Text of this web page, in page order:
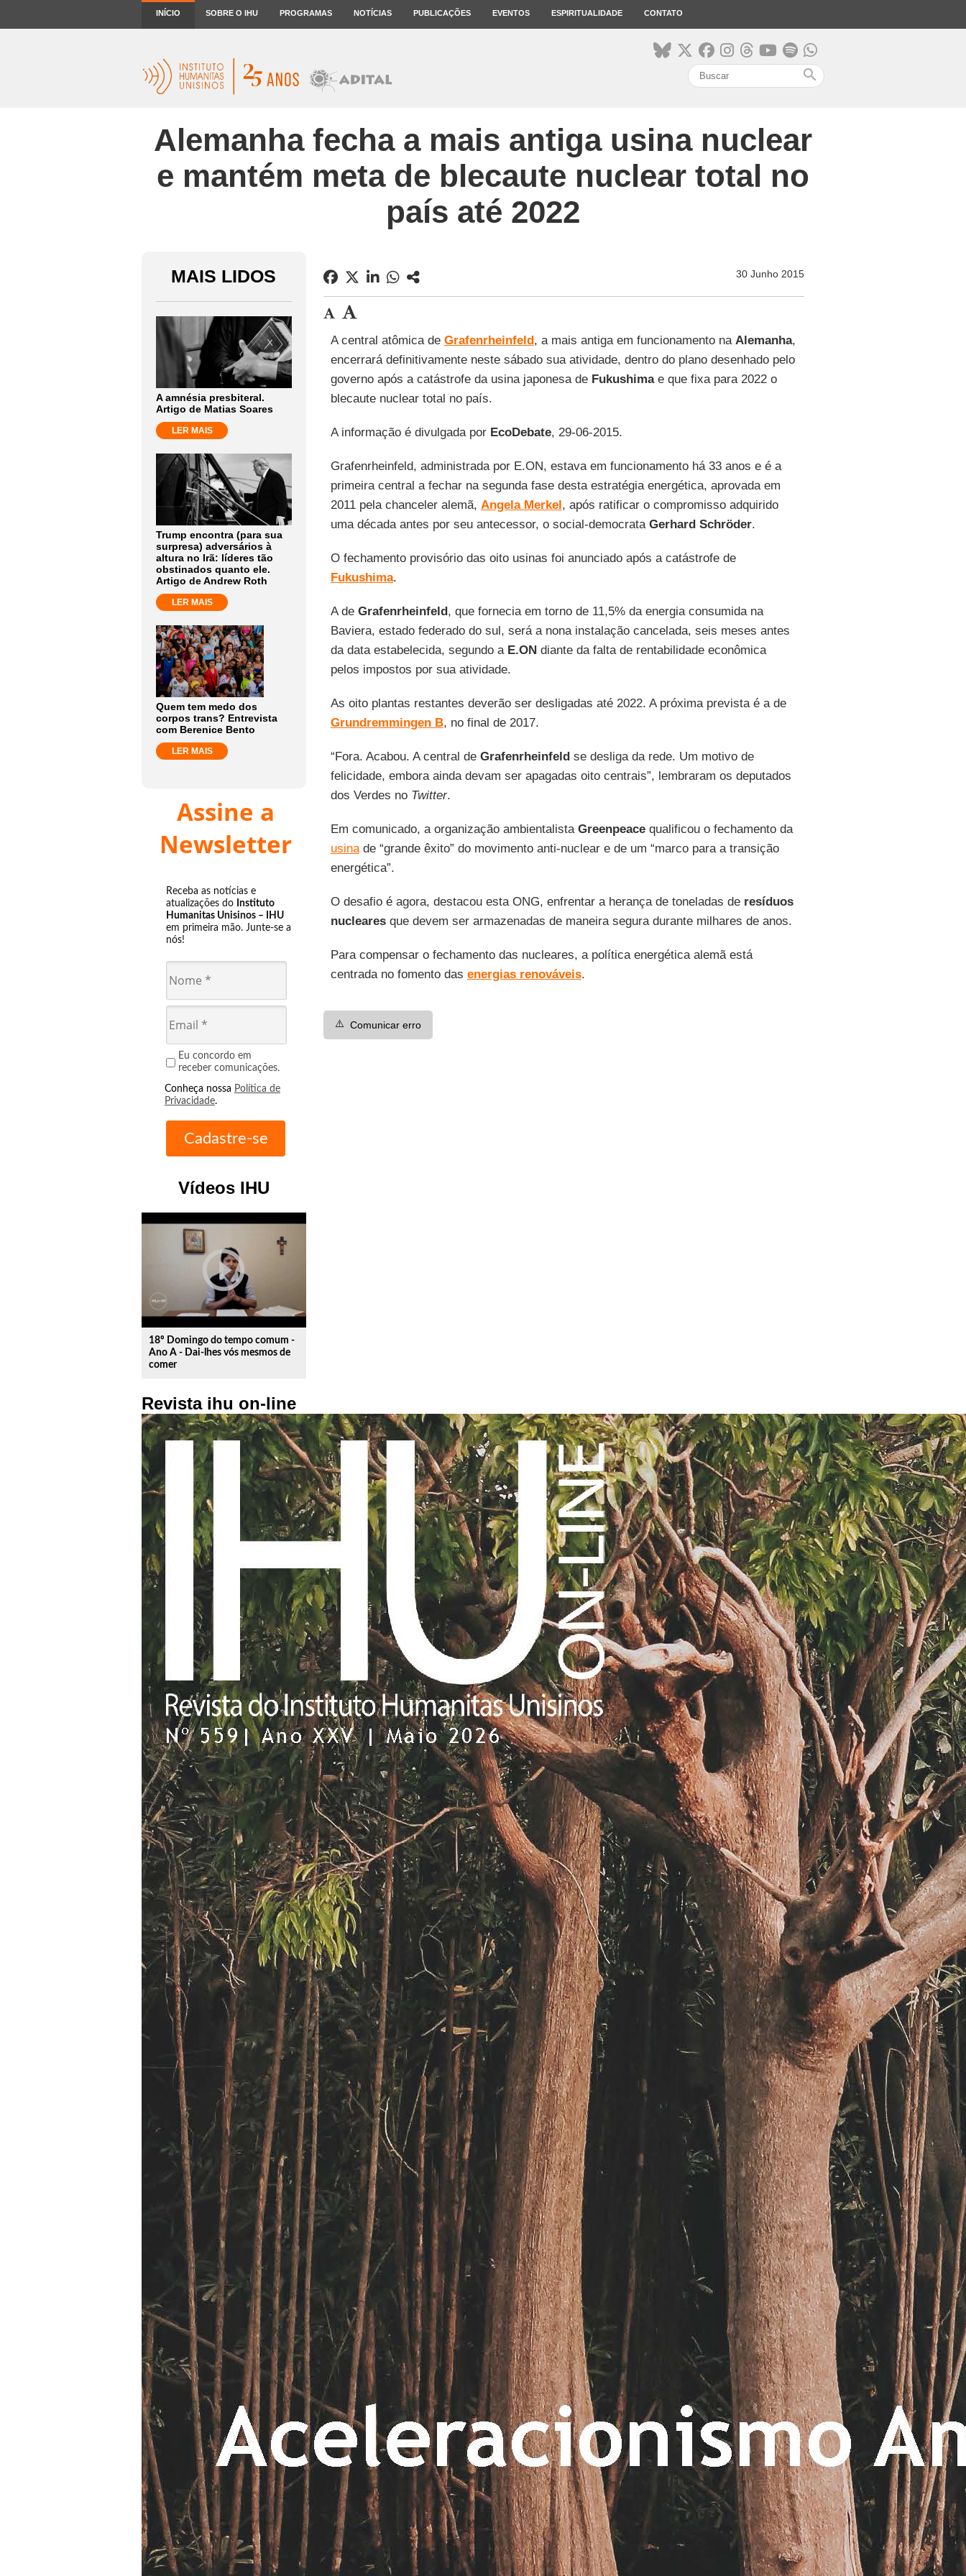
INÍCIO SOBRE O IHU PROGRAMAS NOTÍCIAS PUBLICAÇÕES EVENTOS ESPIRITUALIDADE CONTATO
search
Alemanha fecha a mais antiga usina nuclear
e mantém meta de blecaute nuclear total no
país até 2022
MAIS LIDOS
A amnésia presbiteral.
Artigo de Matias Soares
LER MAIS
Trump encontra (para sua
surpresa) adversários à
altura no Irã: líderes tão
obstinados quanto ele.
Artigo de Andrew Roth
LER MAIS
Quem tem medo dos
corpos trans? Entrevista
com Berenice Bento
LER MAIS
Assine a
Newsletter
Receba as notícias e
atualizações do Instituto
Humanitas Unisinos – IHU
em primeira mão. Junte-se a
nós!
Eu concordo em
receber comunicações.
Conheça nossa Política de
Privacidade.
Vídeos IHU
play_circle_outline
18º Domingo do tempo comum -
Ano A - Dai-lhes vós mesmos de
comer
Revista ihu on-line
30 Junho 2015
A central atômica de Grafenrheinfeld, a mais antiga em funcionamento na Alemanha,
encerrará definitivamente neste sábado sua atividade, dentro do plano desenhado pelo
governo após a catástrofe da usina japonesa de Fukushimae que fixa para 2022 o
blecaute nuclear total no país.
A informação é divulgada por EcoDebate, 29-06-2015.
Grafenrheinfeld, administrada por E.ON, estava em funcionamento há 33 anos e é a
primeira central a fechar na segunda fase desta estratégia energética, aprovada em
2011 pela chanceler alemã, Angela Merkel, após ratificar o compromisso adquirido
uma década antes por seu antecessor, o social-democrata Gerhard Schröder.
O fechamento provisório das oito usinas foi anunciado após a catástrofe de
Fukushima.
A de Grafenrheinfeld, que fornecia em torno de 11,5% da energia consumida na
Baviera, estado federado do sul, será a nona instalação cancelada, seis meses antes
da data estabelecida, segundo a E.ONdiante da falta de rentabilidade econômica
pelos impostos por sua atividade.
As oito plantas restantes deverão ser desligadas até 2022. A próxima prevista é a de
Grundremmingen B, no final de 2017.
“Fora. Acabou. A central de Grafenrheinfeldse desliga da rede. Um motivo de
felicidade, embora ainda devam ser apagadas oito centrais”, lembraram os deputados
dos Verdes no Twitter.
Em comunicado, a organização ambientalista Greenpeacequalificou o fechamento da
usinade “grande êxito” do movimento anti-nuclear e de um “marco para a transição
energética”.
O desafio é agora, destacou esta ONG, enfrentar a herança de toneladas de resíduos
nuclearesque devem ser armazenadas de maneira segura durante milhares de anos.
Para compensar o fechamento das nucleares, a política energética alemã está
centrada no fomento das energias renováveis.
⚠️ Comunicar erro